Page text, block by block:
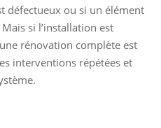
défectueux ou si un élément
si l’installation est
rénovation complète est
interventions répétées et